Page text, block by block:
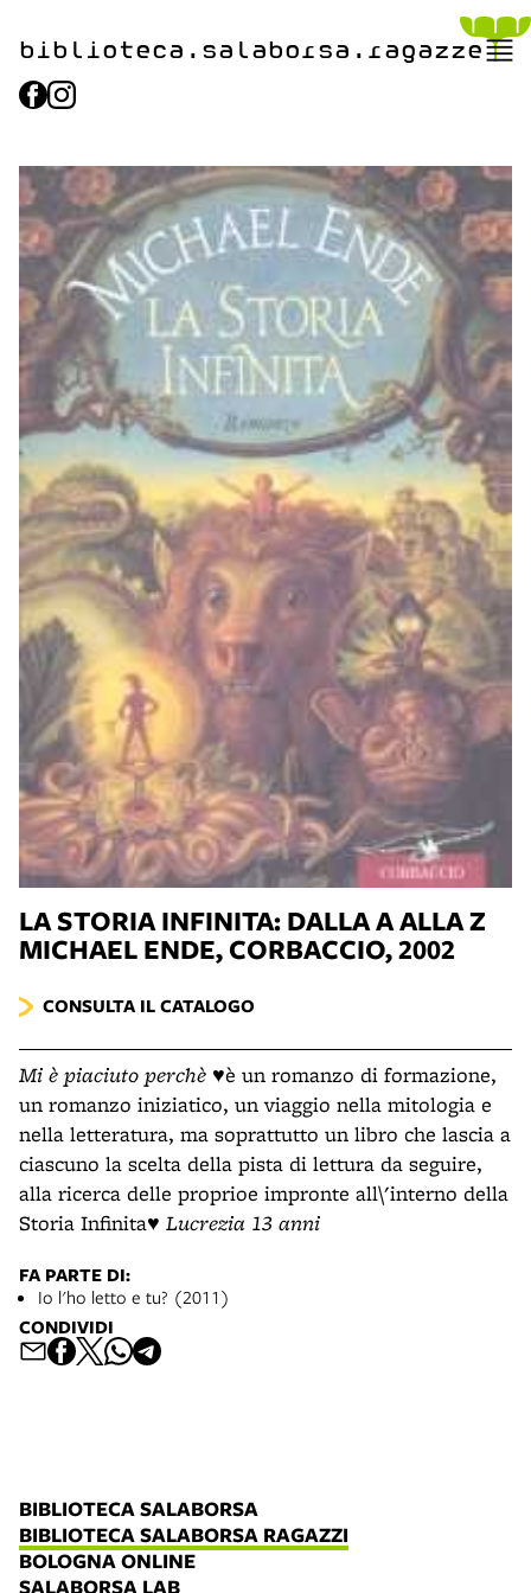
biblioteca.​salaborsa.ragazze
LA STORIA INFINITA: DALLA A ALLA Z
MICHAEL ENDE, CORBACCIO, 2002
CONSULTA IL CATALOGO
Mi è piaciuto perchè ♥è un romanzo di formazione,
un romanzo iniziatico, un viaggio nella mitologia e
nella letteratura, ma soprattutto un libro che lascia a
ciascuno la scelta della pista di lettura da seguire,
alla ricerca delle proprioe impronte all\'interno della
Storia Infinita♥ Lucrezia 13 anni
FA PARTE DI:
Io l'ho letto e tu? (2011)
CONDIVIDI
BIBLIOTECA SALABORSA
BIBLIOTECA SALABORSA RAGAZZI
BOLOGNA ONLINE
SALABORSA LAB